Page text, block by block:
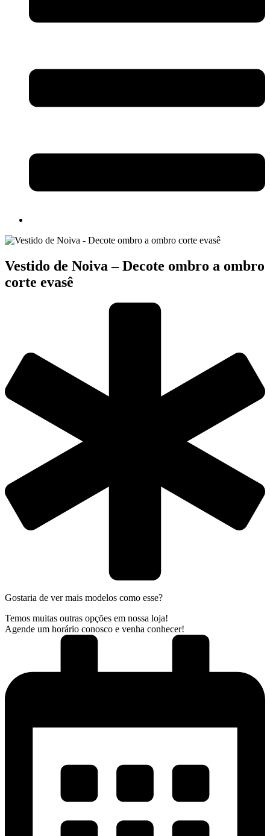
Vestido de Noiva – Decote ombro a ombro
corte evasê
Gostaria de ver mais modelos como esse?
Temos muitas outras opções em nossa loja!
Agende um horário conosco e venha conhecer!